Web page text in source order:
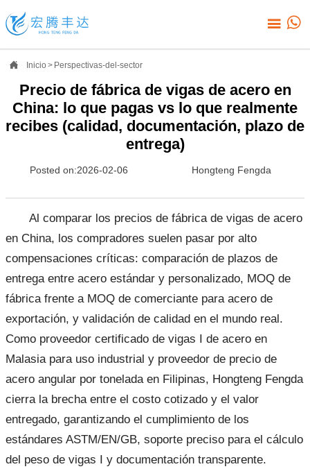
 
 Inicio > Perspectivas-del-sector
Precio de fábrica de vigas de acero en
China: lo que pagas vs lo que realmente
recibes (calidad, documentación, plazo de
entrega)
Posted on:2026-02-06 Hongteng Fengda
Al comparar los precios de fábrica de vigas de acero
en China, los compradores suelen pasar por alto
compensaciones críticas: comparación de plazos de
entrega entre acero estándar y personalizado, MOQ de
fábrica frente a MOQ de comerciante para acero de
exportación, y validación de calidad en el mundo real.
Como proveedor certificado de vigas I de acero en
Malasia para uso industrial y proveedor de precio de
acero angular por tonelada en Filipinas, Hongteng Fengda
cierra la brecha entre el costo cotizado y el valor
entregado, garantizando el cumplimiento de los
estándares ASTM/EN/GB, soporte preciso para el cálculo
del peso de vigas I y documentación transparente.